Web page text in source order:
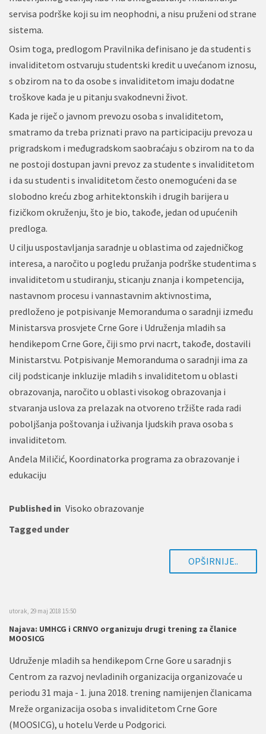
servisa podrške koji su im neophodni, a nisu pruženi od strane
sistema.
Osim toga, predlogom Pravilnika definisano je da studenti s
invaliditetom ostvaruju studentski kredit u uvećanom iznosu,
s obzirom na to da osobe s invaliditetom imaju dodatne
troškove kada je u pitanju svakodnevni život.
Kada je riječ o javnom prevozu osoba s invaliditetom,
smatramo da treba priznati pravo na participaciju prevoza u
prigradskom i međugradskom saobraćaju s obzirom na to da
ne postoji dostupan javni prevoz za studente s invaliditetom
i da su studenti s invaliditetom često onemogućeni da se
slobodno kreću zbog arhitektonskih i drugih barijera u
fizičkom okruženju, što je bio, takođe, jedan od upućenih
predloga.
U cilju uspostavljanja saradnje u oblastima od zajedničkog
interesa, a naročito u pogledu pružanja podrške studentima s
invaliditetom u studiranju, sticanju znanja i kompetencija,
nastavnom procesu i vannastavnim aktivnostima,
predloženo je potpisivanje Memoranduma o saradnji između
Ministarsva prosvjete Crne Gore i Udruženja mladih sa
hendikepom Crne Gore, čiji smo prvi nacrt, takođe, dostavili
Ministarstvu. Potpisivanje Memoranduma o saradnji ima za
cilj podsticanje inkluzije mladih s invaliditetom u oblasti
obrazovanja, naročito u oblasti visokog obrazovanja i
stvaranja uslova za prelazak na otvoreno tržište rada radi
poboljšanja poštovanja i uživanja ljudskih prava osoba s
invaliditetom.
Anđela Miličić, Koordinatorka programa za obrazovanje i
edukaciju
Published in Visoko obrazovanje
Tagged under
OPŠIRNIJE..
utorak, 29 maj 2018 15:50
Najava: UMHCG i CRNVO organizuju drugi trening za članice
MOOSICG
Udruženje mladih sa hendikepom Crne Gore u saradnji s
Centrom za razvoj nevladinih organizacija organizovaće u
periodu 31 maja - 1. juna 2018. trening namijenjen članicama
Mreže organizacija osoba s invaliditetom Crne Gore
(MOOSICG), u hotelu Verde u Podgorici.